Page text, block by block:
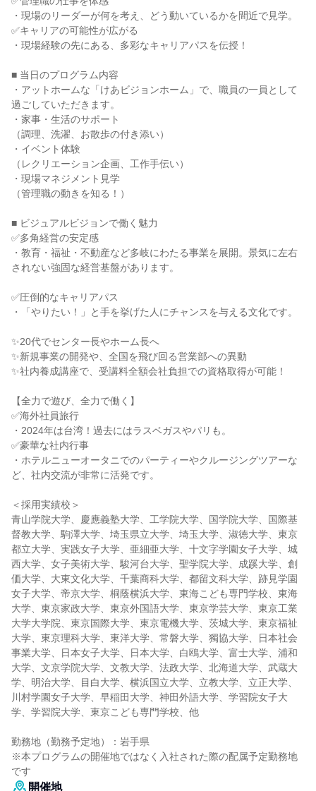
・現場のリーダーが何を考え、どう動いているかを間近で見学。
✅キャリアの可能性が広がる
・現場経験の先にある、多彩なキャリアパスを伝授！
■ 当日のプログラム内容
・アットホームな「けあビジョンホーム」で、職員の一員として
過ごしていただきます。
・家事・生活のサポート
（調理、洗濯、お散歩の付き添い）
・イベント体験
（レクリエーション企画、工作手伝い）
・現場マネジメント見学
（管理職の動きを知る！）
■ ビジュアルビジョンで働く魅力
✅多角経営の安定感
・教育・福祉・不動産など多岐にわたる事業を展開。景気に左右
されない強固な経営基盤があります。
✅圧倒的なキャリアパス
・「やりたい！」と手を挙げた人にチャンスを与える文化です。
✨20代でセンター長やホーム長へ
✨新規事業の開発や、全国を飛び回る営業部への異動
✨社内養成講座で、受講料全額会社負担での資格取得が可能！
【全力で遊び、全力で働く】
✅海外社員旅行
・2024年は台湾！過去にはラスベガスやパリも。
✅豪華な社内行事
・ホテルニューオータニでのパーティーやクルージングツアーな
ど、社内交流が非常に活発です。
＜採用実績校＞
青山学院大学、慶應義塾大学、工学院大学、国学院大学、国際基
督教大学、駒澤大学、埼玉県立大学、埼玉大学、淑徳大学、東京
都立大学、実践女子大学、亜細亜大学、十文字学園女子大学、城
西大学、女子美術大学、駿河台大学、聖学院大学、成蹊大学、創
価大学、大東文化大学、千葉商科大学、都留文科大学、跡見学園
女子大学、帝京大学、桐蔭横浜大学、東海こども専門学校、東海
大学、東京家政大学、東京外国語大学、東京学芸大学、東京工業
大学大学院、東京国際大学、東京電機大学、茨城大学、東京福祉
大学、東京理科大学、東洋大学、常磐大学、獨協大学、日本社会
事業大学、日本女子大学、日本大学、白鴎大学、富士大学、浦和
大学、文京学院大学、文教大学、法政大学、北海道大学、武蔵大
学、明治大学、目白大学、横浜国立大学、立教大学、立正大学、
川村学園女子大学、早稲田大学、神田外語大学、学習院女子大
学、学習院大学、東京こども専門学校、他
勤務地（勤務予定地）：岩手県
※本プログラムの開催地ではなく入社された際の配属予定勤務地
です
開催地